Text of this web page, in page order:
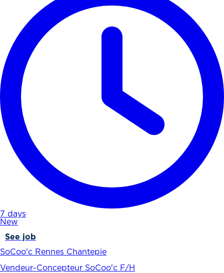
7 days
New
See job
SoCoo'c Rennes Chantepie
Vendeur-Concepteur SoCoo'c F/H